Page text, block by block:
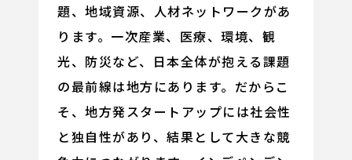
題、地域資源、人材ネットワークがあ
ります。一次産業、医療、環境、観
光、防災など、日本全体が抱える課題
の最前線は地方にあります。だからこ
そ、地方発スタートアップには社会性
と独自性があり、結果として大きな競